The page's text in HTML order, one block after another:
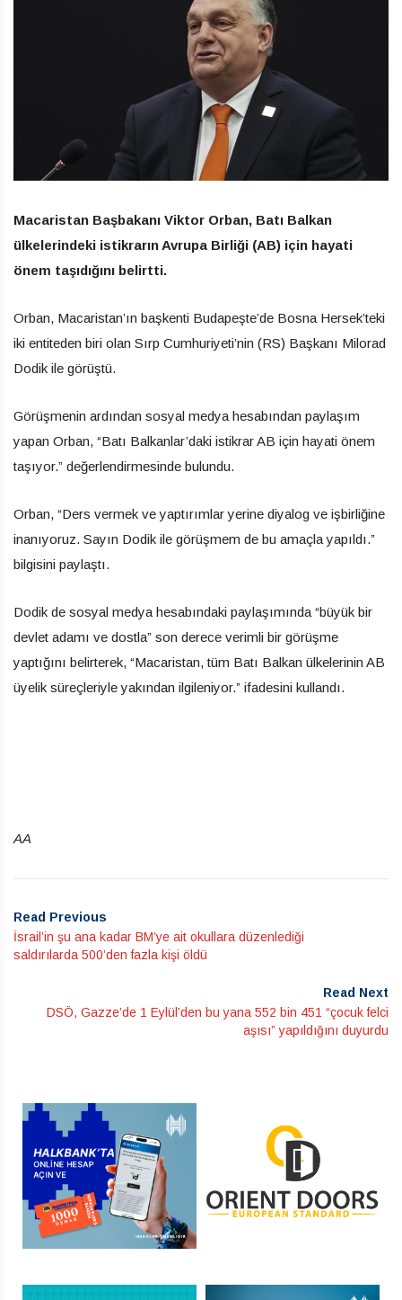
Macaristan Başbakanı Viktor Orban, Batı Balkan
ülkelerindeki istikrarın Avrupa Birliği (AB) için hayati
önem taşıdığını belirtti.
Orban, Macaristan’ın başkenti Budapeşte’de Bosna Hersek’teki
iki entiteden biri olan Sırp Cumhuriyeti’nin (RS) Başkanı Milorad
Dodik ile görüştü.
Görüşmenin ardından sosyal medya hesabından paylaşım
yapan Orban, “Batı Balkanlar’daki istikrar AB için hayati önem
taşıyor.” değerlendirmesinde bulundu.
Orban, “Ders vermek ve yaptırımlar yerine diyalog ve işbirliğine
inanıyoruz. Sayın Dodik ile görüşmem de bu amaçla yapıldı.”
bilgisini paylaştı.
Dodik de sosyal medya hesabındaki paylaşımında “büyük bir
devlet adamı ve dostla” son derece verimli bir görüşme
yaptığını belirterek, “Macaristan, tüm Batı Balkan ülkelerinin AB
üyelik süreçleriyle yakından ilgileniyor.” ifadesini kullandı.
AA
Read Previous
İsrail’in şu ana kadar BM’ye ait okullara düzenlediği
saldırılarda 500’den fazla kişi öldü
Read Next
DSÖ, Gazze’de 1 Eylül’den bu yana 552 bin 451 “çocuk felci
aşısı” yapıldığını duyurdu